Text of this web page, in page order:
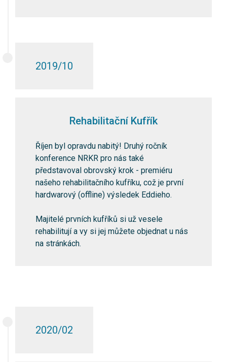
2019/10
Rehabilitační Kufřík
Říjen byl opravdu nabitý! Druhý ročník
konference NRKR pro nás také
představoval obrovský krok - premiéru
našeho rehabilitačního kufříku, což je první
hardwarový (offline) výsledek Eddieho.
Majitelé prvních kufříků si už vesele
rehabilitují a vy si jej můžete objednat u nás
na stránkách.
2020/02